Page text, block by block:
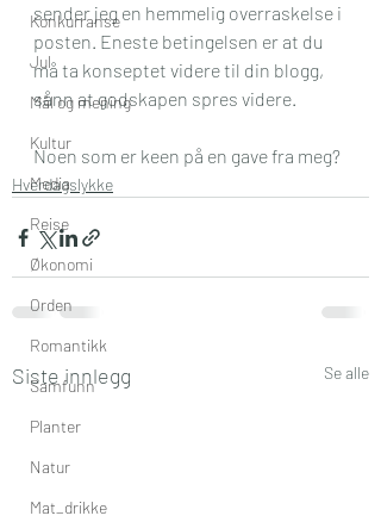
Konkurranse
Jul
Mål og mening
Kultur
Media
Reise
Økonomi
Orden
Romantikk
Samfunn
Planter
Natur
Mat_drikke
sender jeg en hemmelig overraskelse i
posten. Eneste betingelsen er at du
må ta konseptet videre til din blogg,
sånn at godskapen spres videre.
Noen som er keen på en gave fra meg?
Hverdagslykke
Siste innlegg Se alle